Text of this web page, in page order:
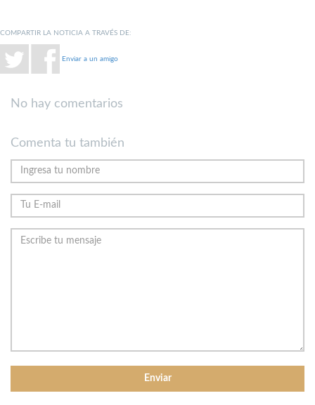
COMPARTIR LA NOTICIA A TRAVÉS DE:
Enviar a un amigo
No hay comentarios
Comenta tu también